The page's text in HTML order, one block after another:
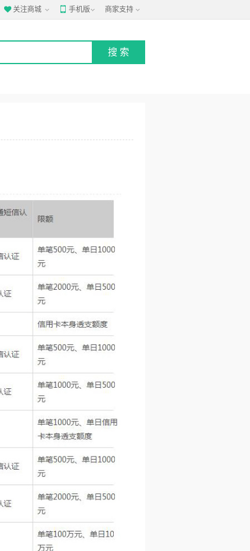
关注商城 手机版 商家支持